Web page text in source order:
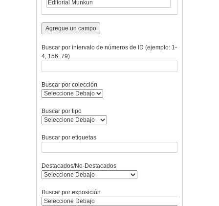
campo
específico":
1
Agregue un campo
Buscar por intervalo de números de ID (ejemplo: 1-
4, 156, 79)
Buscar por colección
Buscar por tipo
Buscar por etiquetas
Destacados/No-Destacados
Buscar por exposición